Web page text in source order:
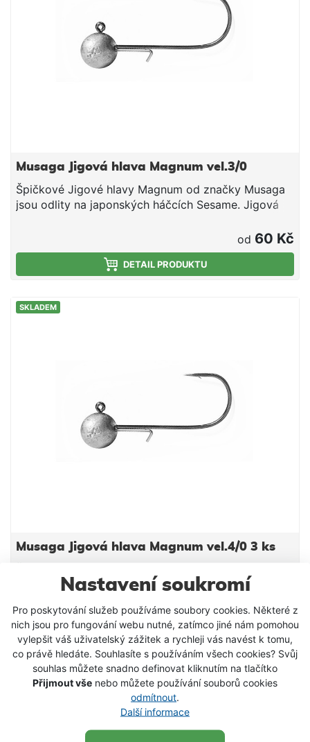
Nastavení soukromí
Pro poskytování služeb používáme soubory cookies. Některé z
nich jsou pro fungování webu nutné, zatímco jiné nám pomohou
vylepšit váš uživatelský zážitek a rychleji vás navést k tomu,
co právě hledáte. Souhlasíte s používáním všech cookies? Svůj
souhlas můžete snadno definovat kliknutím na tlačítko
Přijmout vše nebo můžete používání souborů cookies
odmítnout.
Další informace
Musaga Jigová hlava Magnum vel.3/0
Špičkové Jigové hlavy Magnum od značky Musaga
jsou odlity na japonských háčcích Sesame. Jigová
nástrahy z jigové hlavy. Velikost háčku 3/0
Hmotnost 5g Balení 3ks
od 60 Kč
DETAIL PRODUKTU
SKLADEM
Musaga Jigová hlava Magnum vel.4/0 3 ks
jsou odlity na japonských háčcích Sesame. Jigová
nástrahy z jigové hlavy. Velikost háčku 4/0
Hmotnost 5g Balení 3ks
od 72 Kč
DETAIL PRODUKTU